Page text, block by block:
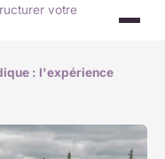
votre
: l'expérience